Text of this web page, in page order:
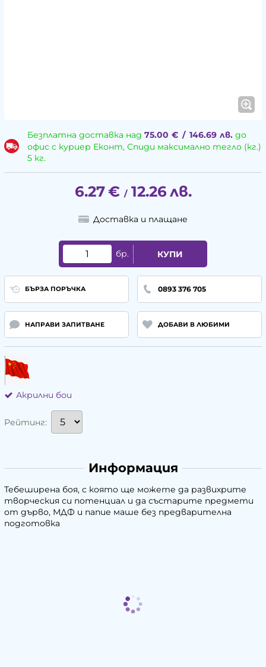
Безплатна доставка над 75.00 € / 146.69 лв.до
офис с куриер Еконт, Спиди максимално тегло (кг.)
5 кг.
6.27€ / 12.26 лв.
Доставка и плащане
бр. КУПИ
БЪРЗА ПОРЪЧКА 0893 376 705
НАПРАВИ ЗАПИТВАНЕ ДОБАВИ В ЛЮБИМИ
Акрилни бои
Рейтинг:
Информация
Тебеширена боя, с която ще можете да развихрите
творческия си потенциал и да състарите предмети
от дърво, МДФ и папие маше без предварителна
подготовка